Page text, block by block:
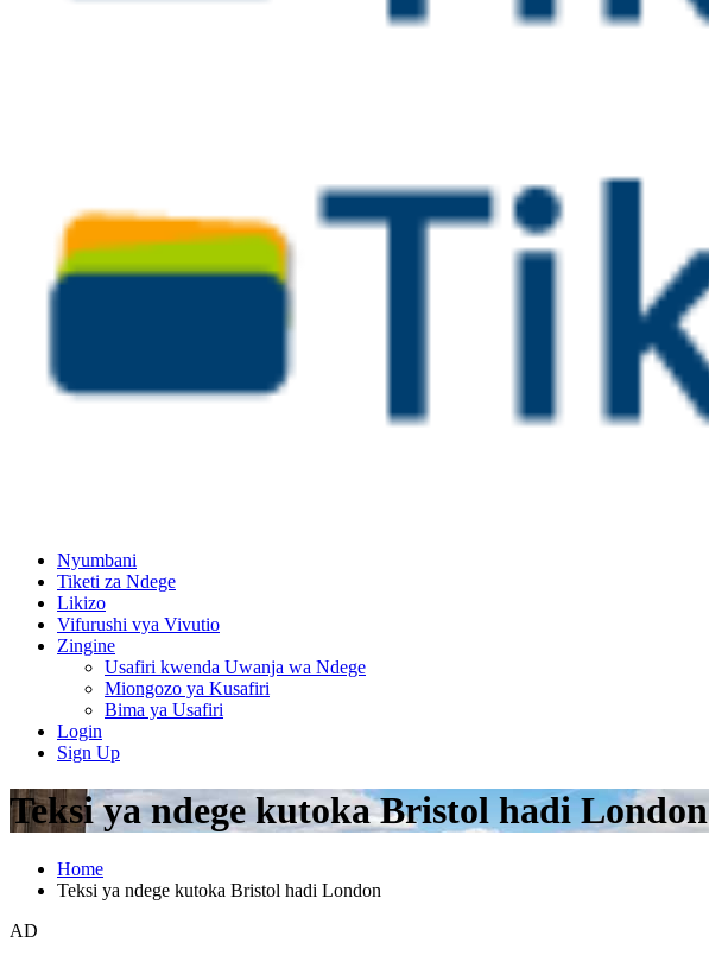
Nyumbani
Tiketi za Ndege
Likizo
Vifurushi vya Vivutio
Zingine
Usafiri kwenda Uwanja wa Ndege
Miongozo ya Kusafiri
Bima ya Usafiri
Login
Sign Up
Teksi ya ndege kutoka Bristol hadi London
Home
Teksi ya ndege kutoka Bristol hadi London
AD